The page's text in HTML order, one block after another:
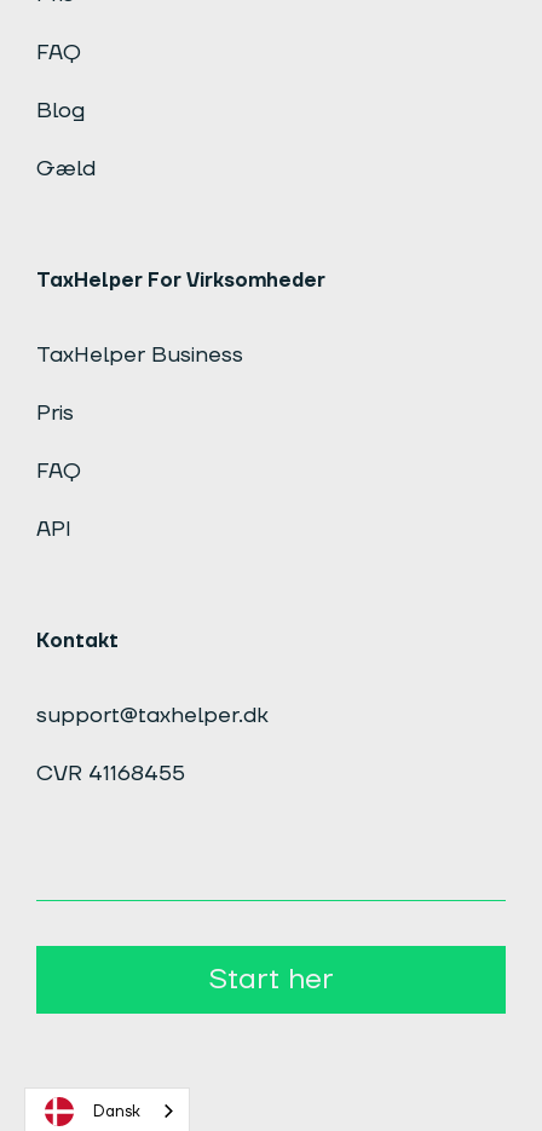
FAQ
Blog
Gæld
TaxHelper For Virksomheder
TaxHelper Business
Pris
FAQ
API
Kontakt
support@taxhelper.dk
CVR 41168455
Start her
Dansk